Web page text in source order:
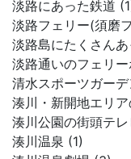
淡路にあった鉄道
淡路フェリー(須磨
淡路島にたくさん
淡路通いのフェリ
清水スポーツガーデ
湊川・新開地エリ
湊川公園の街頭テレ
湊川温泉 (1)